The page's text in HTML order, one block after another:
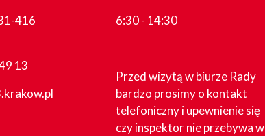
416
13
6:30 - 14:30
Przed wizytą w biurze Rady
bardzo prosimy o kontakt
telefoniczny i upewnienie się
czy inspektor nie przebywa w